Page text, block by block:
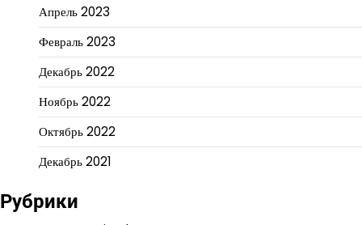
Апрель 2023
Февраль 2023
Декабрь 2022
Ноябрь 2022
Октябрь 2022
Декабрь 2021
Рубрики